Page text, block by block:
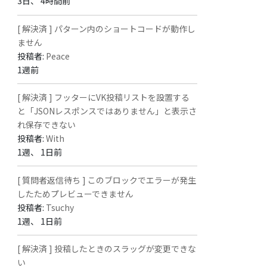
[ 解決済 ] パターン内のショートコードが動作し
ません
投稿者: Peace
1週前
[ 解決済 ] フッターにVK投稿リストを設置する
と「JSONレスポンスではありません」と表示さ
れ保存できない
投稿者:With
1週、 1日前
[ 質問者返信待ち ] このブロックでエラーが発生
したためプレビューできません
投稿者: Tsuchy
1週、 1日前
[ 解決済 ] 投稿したときのスラッグが変更できな
い